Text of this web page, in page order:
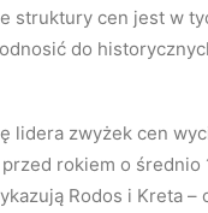
struktury cen jest w
do
zwyżek cen
rokiem o średnio
Rodos i Kreta –